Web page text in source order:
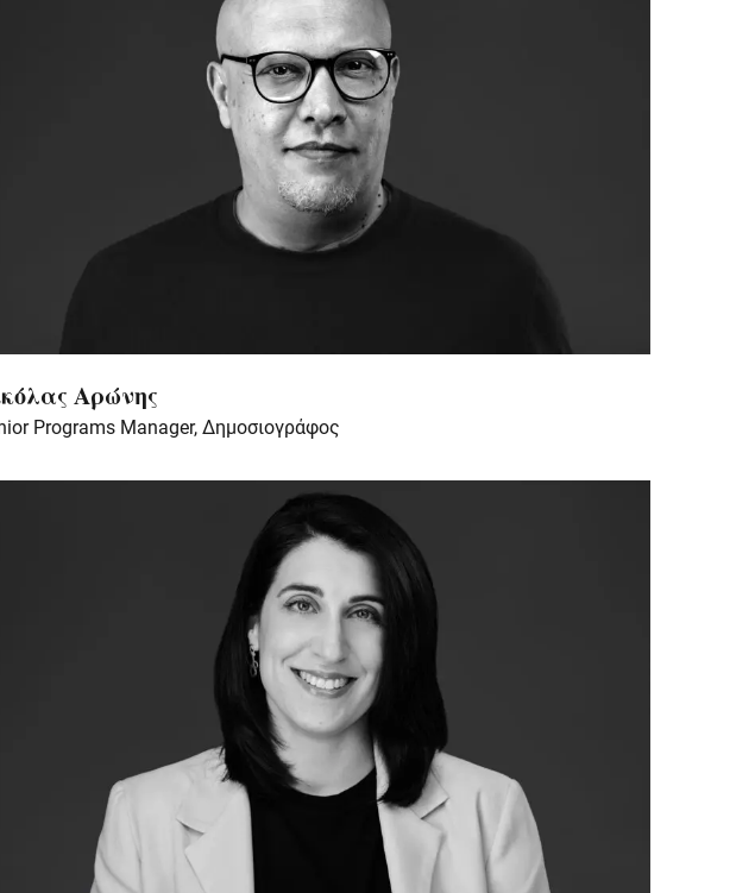
Αρώνης
Programs Manager, Δημοσιογράφος